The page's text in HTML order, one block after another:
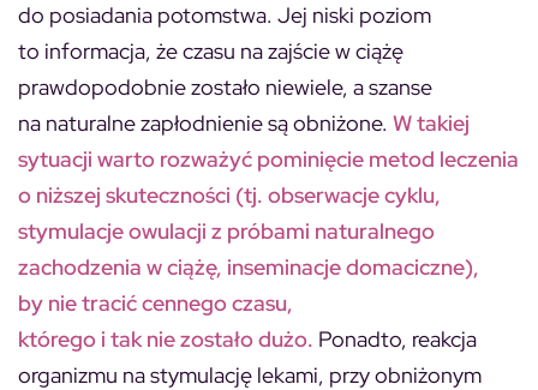
do posiadania potomstwa. Jej niski poziom
to informacja, że czasu na zajście w ciążę
prawdopodobnie zostało niewiele, a szanse
na naturalne zapłodnienie są obniżone. W takiej
sytuacji warto rozważyć pominięcie metod leczenia
o niższej skuteczności (tj. obserwacje cyklu,
stymulacje owulacji z próbami naturalnego
zachodzenia w ciążę, inseminacje domaciczne),
by nie tracić cennego czasu,
którego i tak nie zostało dużo. Ponadto, reakcja
organizmu na stymulację lekami, przy obniżonym